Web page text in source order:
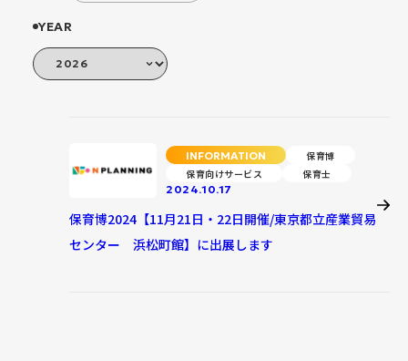
YEAR
INFORMATION
保育博
保育向けサービス
保育士
2024.10.17
保育博2024【11月21日・22日開催/東京都立産業貿易
センター 浜松町館】に出展します